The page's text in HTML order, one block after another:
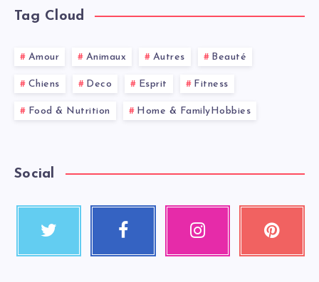
Tag Cloud
Amour Animaux Autres Beauté
Chiens Deco Esprit Fitness
Food & Nutrition Home & FamilyHobbies
Social